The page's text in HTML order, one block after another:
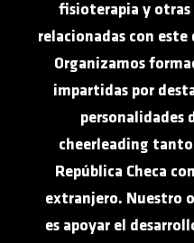
fisioterapia y otras
relacionadas con este
Organizamos
impartidas por
personalidades
cheerleading tanto
República Checa
extranjero. Nuestro
es apoyar el